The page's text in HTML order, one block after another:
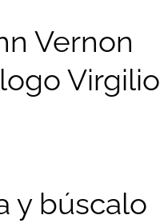
Vernon
Virgilio
y búscalo